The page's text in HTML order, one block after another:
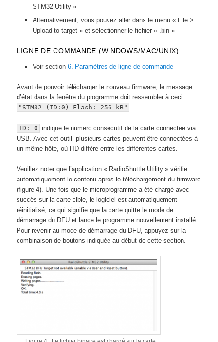
STM32 Utility »
Alternativement, vous pouvez aller dans le menu « File >
Upload to target » et sélectionner le fichier « .bin »
LIGNE DE COMMANDE (WINDOWS/MAC/UNIX)
Voir section 6. Paramètres de ligne de commande
Avant de pouvoir télécharger le nouveau firmware, le message
d’état dans la fenêtre du programme doit ressembler à ceci :
"STM32 (ID:0) Flash: 256 kB" .
ID: 0 indique le numéro consécutif de la carte connectée via
USB. Avec cet outil, plusieurs cartes peuvent être connectées à
un même hôte, où l’ID diffère entre les différentes cartes.
Veuillez noter que l’application « RadioShuttle Utility » vérifie
automatiquement le contenu après le téléchargement du firmware
(figure 4). Une fois que le microprogramme a été chargé avec
succès sur la carte cible, le logiciel est automatiquement
réinitialisé, ce qui signifie que la carte quitte le mode de
démarrage du DFU et lance le programme nouvellement installé.
Pour revenir au mode de démarrage du DFU, appuyez sur la
combinaison de boutons indiquée au début de cette section.